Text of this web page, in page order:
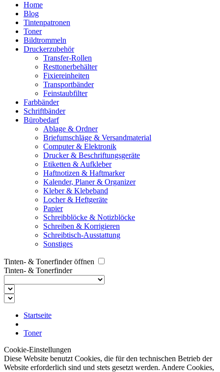
Home
Blog
Tintenpatronen
Toner
Bildtrommeln
Druckerzubehör
Transfer-Rollen
Resttonerbehälter
Fixiereinheiten
Transportbänder
Feinstaubfilter
Farbbänder
Schriftbänder
Bürobedarf
Ablage & Ordner
Briefumschläge & Versandmaterial
Computer & Elektronik
Drucker & Beschriftungsgeräte
Etiketten & Aufkleber
Haftnotizen & Haftmarker
Kalender, Planer & Organizer
Kleber & Klebeband
Locher & Heftgeräte
Papier
Schreibblöcke & Notizblöcke
Schreiben & Korrigieren
Schreibtisch-Ausstattung
Sonstiges
Tinten- & Tonerfinder öffnen
Tinten- & Tonerfinder
Startseite
Toner
Cookie-Einstellungen
Diese Website benutzt Cookies, die für den technischen Betrieb der
Website erforderlich sind und stets gesetzt werden. Andere Cookies,